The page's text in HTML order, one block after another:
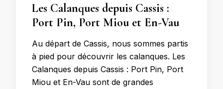
Les Calanques depuis Cassis :
Port Pin, Port Miou et En-Vau
Au départ de Cassis, nous sommes partis
à pied pour découvrir les calanques. Les
Calanques depuis Cassis : Port Pin, Port
Miou et En-Vau sont de grandes